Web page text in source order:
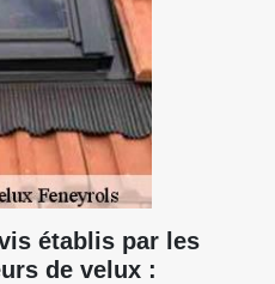
établis par les
de velux :